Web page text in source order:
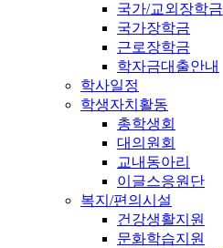
국가/교외장학금
국가장학금
근로장학금
학자금대출안내
학사일정
학생자치활동
총학생회
대의원회
교내동아리
이글스응원단
복지/편의시설
건강생활지원
문화학습지원